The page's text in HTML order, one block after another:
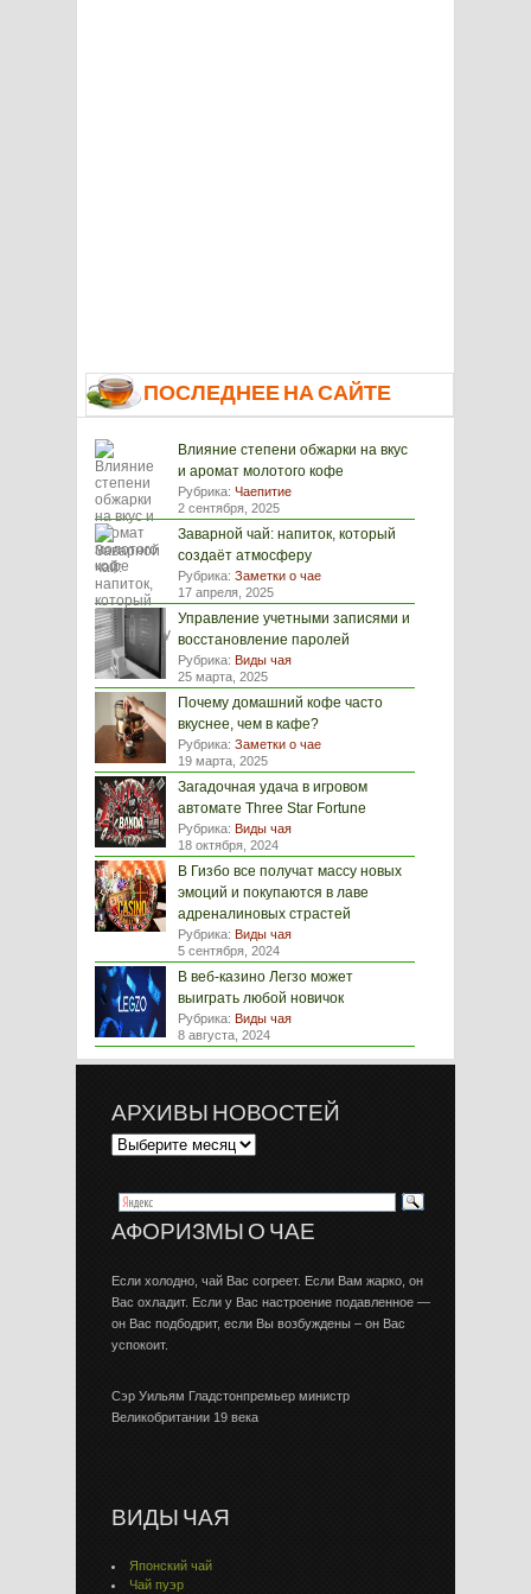
ПОСЛЕДНЕЕ НА САЙТЕ
Влияние степени обжарки на вкус
и аромат молотого кофе
Рубрика: Чаепитие
2 сентября, 2025
Заварной чай: напиток, который
создаёт атмосферу
Рубрика: Заметки о чае
17 апреля, 2025
Управление учетными записями и
восстановление паролей
Рубрика: Виды чая
25 марта, 2025
Почему домашний кофе часто
вкуснее, чем в кафе?
Рубрика: Заметки о чае
19 марта, 2025
Загадочная удача в игровом
автомате Three Star Fortune
Рубрика: Виды чая
18 октября, 2024
В Гизбо все получат массу новых
эмоций и покупаются в лаве
адреналиновых страстей
Рубрика: Виды чая
5 сентября, 2024
В веб-казино Легзо может
выиграть любой новичок
Рубрика: Виды чая
8 августа, 2024
АРХИВЫ НОВОСТЕЙ
АФОРИЗМЫ О ЧАЕ
Если холодно, чай Вас согреет. Если Вам жарко, он
Вас охладит. Если у Вас настроение подавленное —
он Вас подбодрит, если Вы возбуждены – он Вас
успокоит.
Сэр Уильям Гладстонпремьер министр
Великобритании 19 века
ВИДЫ ЧАЯ
Японский чай
Чай пуэр